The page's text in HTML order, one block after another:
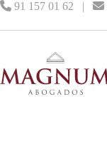
91 157 01 62 |